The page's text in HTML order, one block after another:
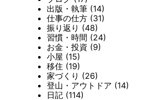
出版・執筆(14)
仕事の仕方(31)
振り返り (48)
習慣・時間 (24)
お金・投資 (9)
小屋 (15)
移住 (19)
家づくり (26)
登山・アウトドア (14)
日記(114)